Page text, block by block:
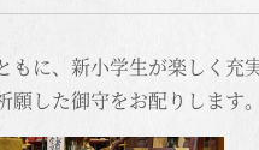
に、新小学生が楽しく充
した御守をお配りします。